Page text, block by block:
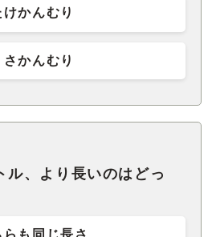
けかんむり
さかんむり
ル、より長いのはどっ
らも同じ長さ